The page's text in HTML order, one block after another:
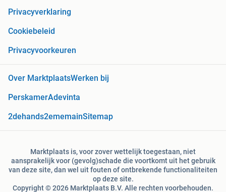
Privacyverklaring
Cookiebeleid
Privacyvoorkeuren
Over MarktplaatsWerken bij
PerskamerAdevinta
2dehands2ememainSitemap
Marktplaats is, voor zover wettelijk toegestaan, niet
aansprakelijk voor (gevolg)schade die voortkomt uit het gebruik
van deze site, dan wel uit fouten of ontbrekende functionaliteiten
op deze site.
Copyright © 2026 Marktplaats B.V. Alle rechten voorbehouden.